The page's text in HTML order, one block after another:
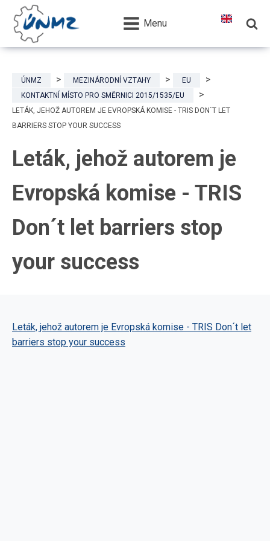
Menu
ÚNMZ MEZINÁRODNÍ VZTAHY
EU
KONTAKTNÍ MÍSTO PRO SMĚRNICI 2015/1535/EU
LETÁK, JEHOŽ AUTOREM JE EVROPSKÁ KOMISE - TRIS DON´T LET
BARRIERS STOP YOUR SUCCESS
Leták, jehož autorem je
Evropská komise - TRIS
Don´t let barriers stop
your success
Leták, jehož autorem je Evropská komise - TRIS Don´t let
barriers stop your success